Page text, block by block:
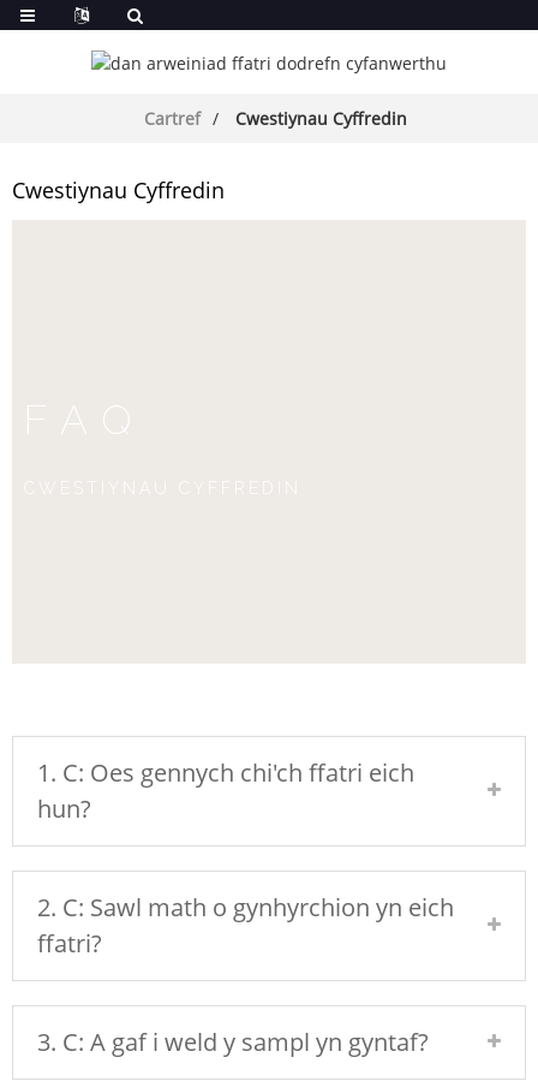
Cartref Cwestiynau Cyffredin
Cwestiynau Cyffredin
FAQ
1. C: Oes gennych chi'ch ffatri eich
hun?
2. C: Sawl math o gynhyrchion yn eich
ffatri?
3. C: A gaf i weld y sampl yn gyntaf?